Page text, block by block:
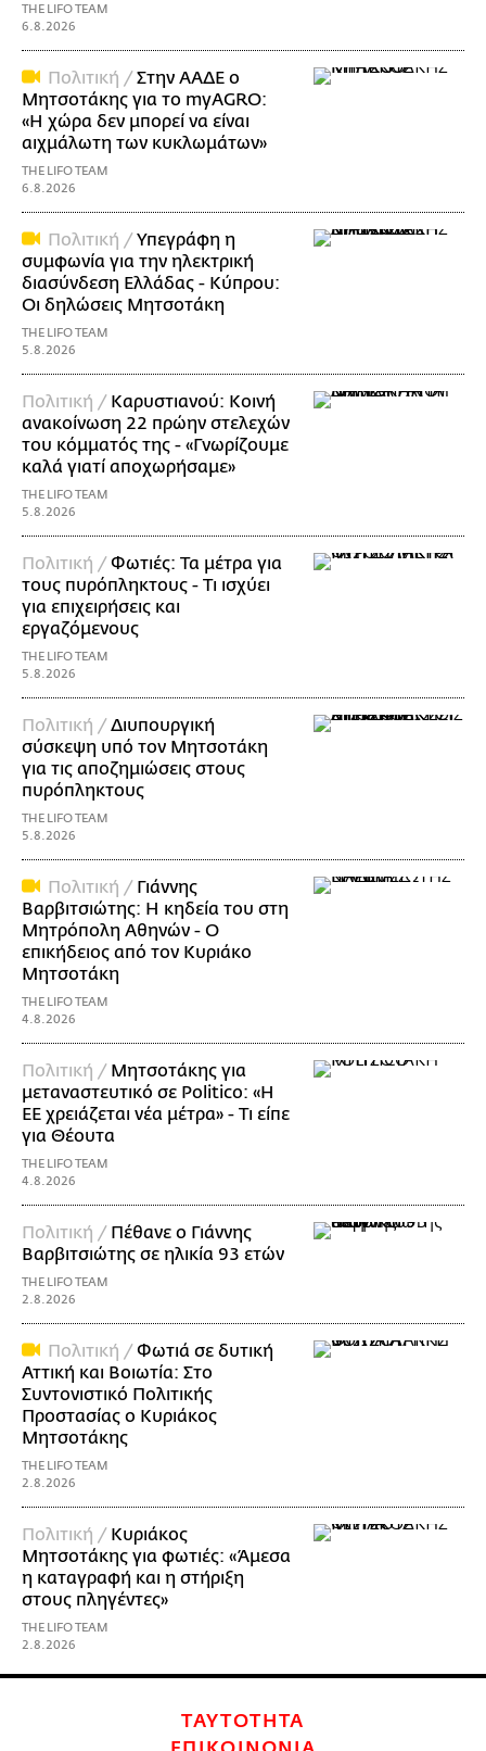
THE LIFO TEAM
6.8.2026
Πολιτική /Στην ΑΑΔΕ ο
Μητσοτάκης για το myAGRO:
«Η χώρα δεν μπορεί να είναι
αιχμάλωτη των κυκλωμάτων»
THE LIFO TEAM
6.8.2026
Πολιτική /Υπεγράφη η
συμφωνία για την ηλεκτρική
διασύνδεση Ελλάδας - Κύπρου:
Οι δηλώσεις Μητσοτάκη
THE LIFO TEAM
5.8.2026
Πολιτική / Καρυστιανού: Κοινή
ανακοίνωση 22 πρώην στελεχών
του κόμματός της - «Γνωρίζουμε
καλά γιατί αποχωρήσαμε»
THE LIFO TEAM
5.8.2026
Πολιτική /Φωτιές: Τα μέτρα για
τους πυρόπληκτους - Τι ισχύει
για επιχειρήσεις και
εργαζόμενους
THE LIFO TEAM
5.8.2026
Πολιτική /Διυπουργική
σύσκεψη υπό τον Μητσοτάκη
για τις αποζημιώσεις στους
πυρόπληκτους
THE LIFO TEAM
5.8.2026
Πολιτική / Γιάννης
Βαρβιτσιώτης: Η κηδεία του στη
Μητρόπολη Αθηνών - Ο
επικήδειος από τον Κυριάκο
Μητσοτάκη
THE LIFO TEAM
4.8.2026
Πολιτική / Μητσοτάκης για
μεταναστευτικό σε Politico: «Η
ΕΕ χρειάζεται νέα μέτρα» - Τι είπε
για Θέουτα
THE LIFO TEAM
4.8.2026
Πολιτική / Πέθανε ο Γιάννης
Βαρβιτσιώτης σε ηλικία 93 ετών
THE LIFO TEAM
2.8.2026
Πολιτική /Φωτιά σε δυτική
Αττική και Βοιωτία: Στο
Συντονιστικό Πολιτικής
Προστασίας ο Κυριάκος
Μητσοτάκης
THE LIFO TEAM
2.8.2026
Πολιτική / Κυριάκος
Μητσοτάκης για φωτιές: «Άμεσα
η καταγραφή και η στήριξη
στους πληγέντες»
THE LIFO TEAM
2.8.2026
ΤΑΥΤΟΤΗΤΑ